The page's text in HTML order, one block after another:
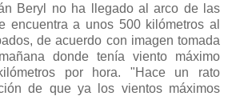
Beryl no ha llegado al arco de las
encuentra a unos 500 kilómetros al
de acuerdo con imagen tomada
donde tenía viento máximo
por hora. "Hace un rato
de que ya los vientos máximos